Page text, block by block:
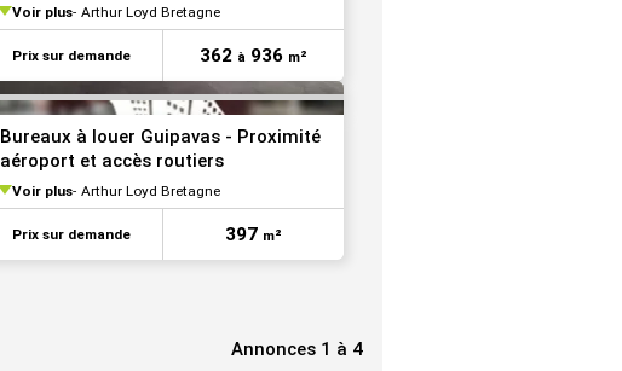
Voir plus Arthur Loyd Bretagne
Prix sur demande 362 à 936 m²
Bureaux à louer Guipavas - Proximité
aéroport et accès routiers
Voir plus Arthur Loyd Bretagne
Prix sur demande 397 m²
Annonces 1 à 4